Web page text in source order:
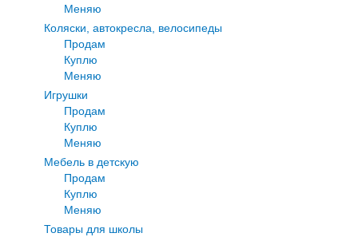
Меняю
Коляски, автокресла, велосипеды
Продам
Куплю
Меняю
Игрушки
Продам
Куплю
Меняю
Мебель в детскую
Продам
Куплю
Меняю
Товары для школы